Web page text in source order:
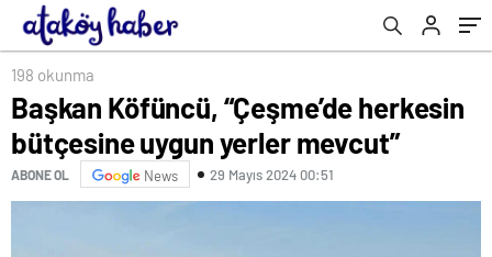
198 okunma
Başkan Köfüncü, “Çeşme’de herkesin
bütçesine uygun yerler mevcut”
ABONE OL News 29 Mayıs 2024 00:51